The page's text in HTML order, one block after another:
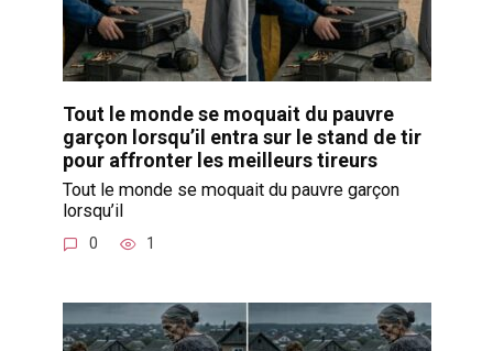
Tout le monde se moquait du pauvre
garçon lorsqu’il entra sur le stand de tir
pour affronter les meilleurs tireurs
Tout le monde se moquait du pauvre garçon
lorsqu’il
0 1